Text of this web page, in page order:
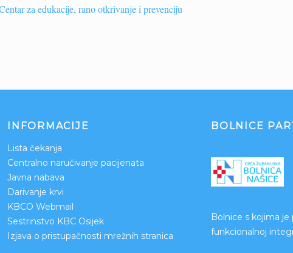
za edukacije, rano otkrivanje i prevenciju
INFORMACIJE
Lista čekanja
Centralno naručivanje pacijenata
Javna nabava
Darivanje krvi
KBCO Webmail
Sestrinstvo KBC Osijek
Izjava o pristupačnosti mrežnih stranica
BOLNICE
Bolnice s kojima
funkcionalnoj